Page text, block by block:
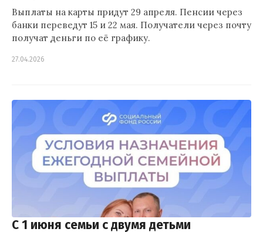
Выплаты на карты придут 29 апреля. Пенсии через
банки переведут 15 и 22 мая. Получатели через почту
получат деньги по её графику.
27.04.2026
С 1 июня семьи с двумя детьми